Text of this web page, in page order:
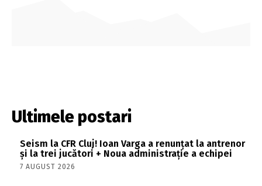
Ultimele postari
Seism la CFR Cluj! Ioan Varga a renunțat la antrenor
și la trei jucători + Noua administrație a echipei
7 AUGUST 2026